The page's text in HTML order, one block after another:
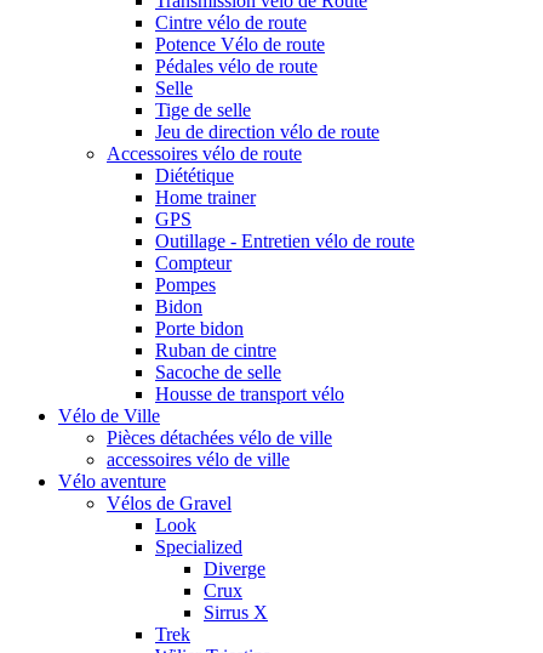
Cintre vélo de route
Potence Vélo de route
Pédales vélo de route
Selle
Tige de selle
Jeu de direction vélo de route
Accessoires vélo de route
Diététique
Home trainer
GPS
Outillage - Entretien vélo de route
Compteur
Pompes
Bidon
Porte bidon
Ruban de cintre
Sacoche de selle
Housse de transport vélo
Vélo de Ville
Pièces détachées vélo de ville
accessoires vélo de ville
Vélo aventure
Vélos de Gravel
Look
Specialized
Diverge
Crux
Sirrus X
Trek